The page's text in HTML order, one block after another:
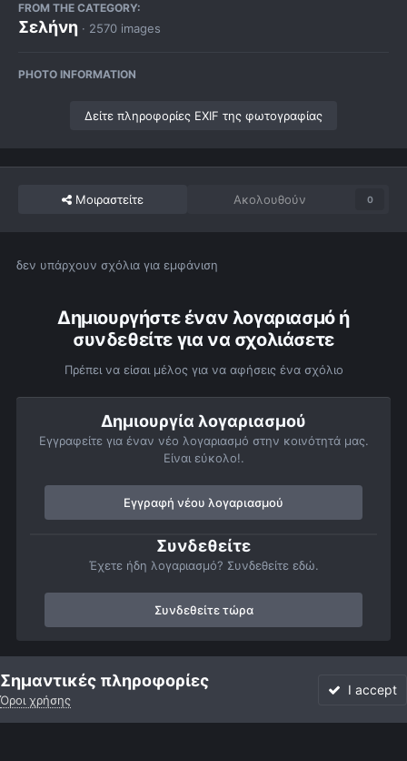
FROM THE CATEGORY:
Σελήνη · 2570 images
PHOTO INFORMATION
Δείτε πληροφορίες EXIF της φωτογραφίας
Μοιραστείτε Ακολουθούν 0
δεν υπάρχουν σχόλια για εμφάνιση
Δημιουργήστε έναν λογαριασμό ή
συνδεθείτε για να σχολιάσετε
Πρέπει να είσαι μέλος για να αφήσεις ένα σχόλιο
Δημιουργία λογαριασμού
Εγγραφείτε για έναν νέο λογαριασμό στην κοινότητά μας.
Είναι εύκολο!.
Εγγραφή νέου λογαριασμού
Συνδεθείτε
Έχετε ήδη λογαριασμό? Συνδεθείτε εδώ.
Συνδεθείτε τώρα
Αρχή Αστροφωτογραφίες Σελήνη
Σημαντικές πληροφορίες
Όροι χρήσης
I accept
Forum